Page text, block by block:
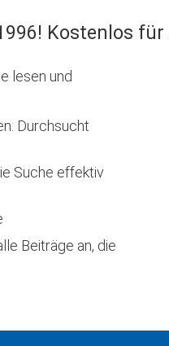
Kostenlos
lesen und
Durchsucht
Suche effektiv
Beiträge an, die